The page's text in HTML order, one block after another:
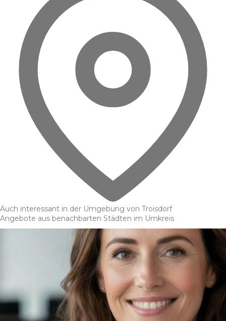
Auch interessant in der Umgebung von Troisdorf
Angebote aus benachbarten Städten im Umkreis